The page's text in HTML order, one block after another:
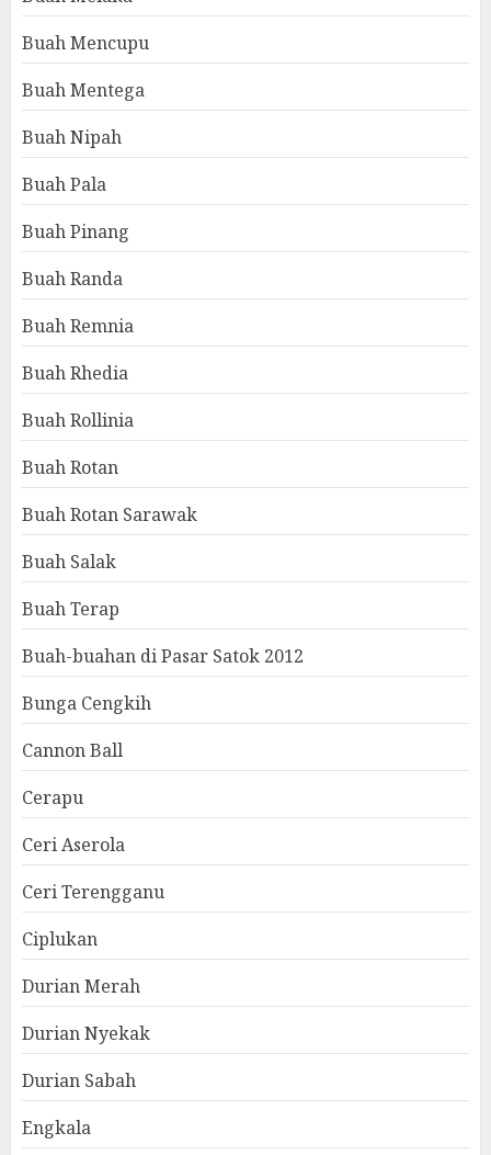
Buah Mencupu
Buah Mentega
Buah Nipah
Buah Pala
Buah Pinang
Buah Randa
Buah Remnia
Buah Rhedia
Buah Rollinia
Buah Rotan
Buah Rotan Sarawak
Buah Salak
Buah Terap
Buah-buahan di Pasar Satok 2012
Bunga Cengkih
Cannon Ball
Cerapu
Ceri Aserola
Ceri Terengganu
Ciplukan
Durian Merah
Durian Nyekak
Durian Sabah
Engkala